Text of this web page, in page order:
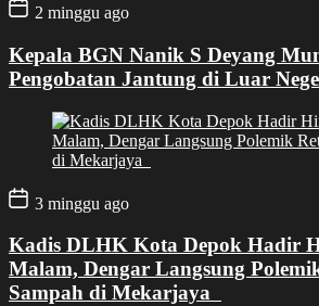
2 minggu ago
Kepala BGN Nanik S Deyang
Pengobatan Jantung di Luar
3 minggu ago
Kadis DLHK Kota Depok Hadir
Malam, Dengar Langsung
Sampah di Mekarjaya